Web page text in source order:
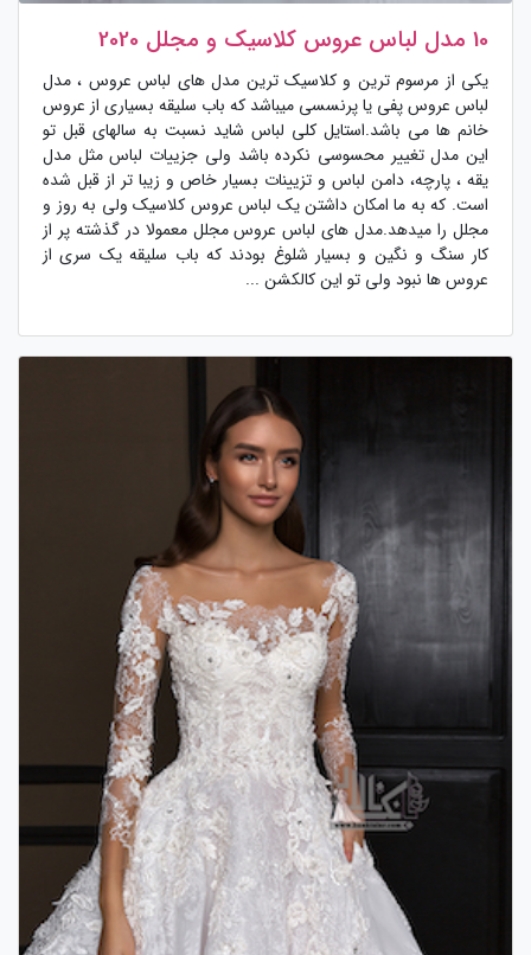
10 مدل لباس عروس کلاسیک و مجلل 2020
یکی از مرسوم ترین و کلاسیک ترین مدل های لباس عروس ، مدل
لباس عروس پفی یا پرنسسی میباشد که باب سلیقه بسیاری از عروس
خانم ها می باشد.استایل کلی لباس شاید نسبت به سالهای قبل تو
این مدل تغییر محسوسی نکرده باشد ولی جزییات لباس مثل مدل
یقه ، پارچه، دامن لباس و تزیینات بسیار خاص و زیبا تر از قبل شده
است. که به ما امکان داشتن یک لباس عروس کلاسیک ولی به روز و
مجلل را میدهد.مدل های لباس عروس مجلل معمولا در گذشته پر از
کار سنگ و نگین و بسیار شلوغ بودند که باب سلیقه یک سری از
عروس ها نبود ولی تو این کالکشن ...